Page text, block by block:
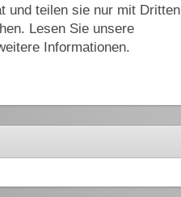
und teilen sie nur mit
Lesen Sie unsere
Informationen.